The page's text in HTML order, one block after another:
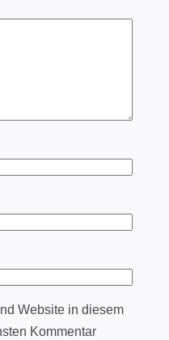
Website in diesem
Kommentar